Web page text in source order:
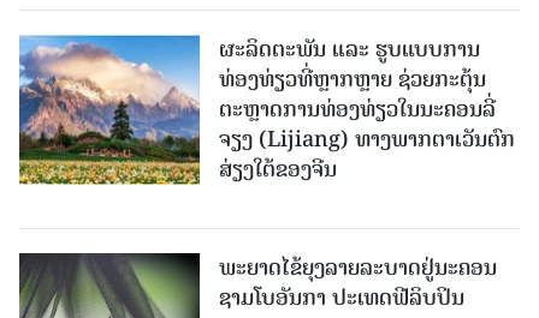
ຜະລິດຕະພັນ ແລະ ຮູບແບບການ
ທ່ອງທ່ຽວທີ່ຫຼາກຫຼາຍ ຊ່ວຍກະຕຸ້ນ
ຕະຫຼາດການທ່ອງທ່ຽວໃນນະຄອນລີ່
ຈຽງ (Lijiang) ທາງພາກຕາເວັນຕົກ
ສ່ຽງໃຕ້ຂອງຈີນ
ພະຍາດໄຂ້ຍຸງລາຍລະບາດຢູ່ນະຄອນ
ຊາມໂບ​ອັນກາ ປະເທດຟີລິບປິນ